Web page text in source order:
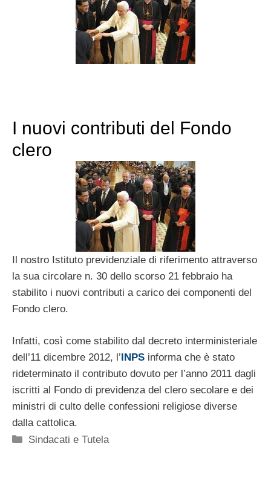
I nuovi contributi del Fondo
clero
Il nostro Istituto previdenziale di riferimento attraverso
la sua circolare n. 30 dello scorso 21 febbraio ha
stabilito i nuovi contributi a carico dei componenti del
Fondo clero.
Infatti, così come stabilito dal decreto interministeriale
dell’11 dicembre 2012, l’INPS informa che è stato
rideterminato il contributo dovuto per l’anno 2011 dagli
iscritti al Fondo di previdenza del clero secolare e dei
ministri di culto delle confessioni religiose diverse
dalla cattolica.
Categorie
Sindacati e Tutela